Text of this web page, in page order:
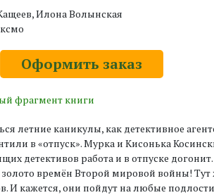
Илона Волынская
Оформить заказ
фрагмент книги
летние каникулы, как детективное
в «отпуск». Мурка и Кисонька
детективов работа и в отпуске
золото времён Второй мировой войны!
И кажется, они пойдут на любые